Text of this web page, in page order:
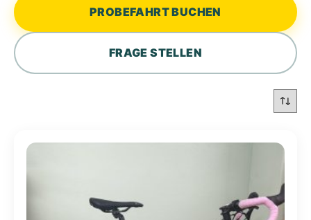
PROBEFAHRT BUCHEN
FRAGE STELLEN